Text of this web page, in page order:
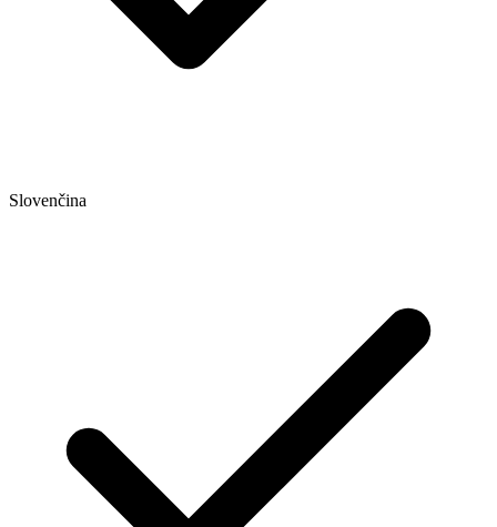
Slovenčina